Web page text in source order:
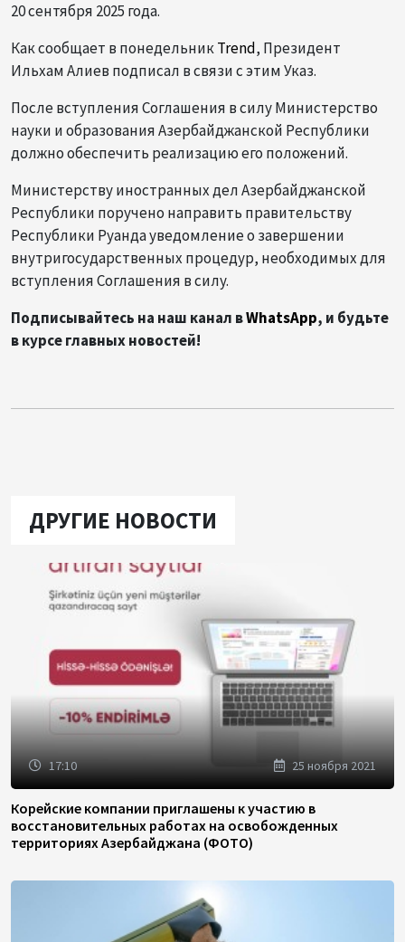
20 сентября 2025 года.
Как сообщает в понедельникTrend, Президент
Ильхам Алиев подписал в связи с этим Указ.
После вступления Соглашения в силу Министерство
науки и образования Азербайджанской Республики
должно обеспечить реализацию его положений.
Министерству иностранных дел Азербайджанской
Республики поручено направить правительству
Республики Руанда уведомление о завершении
внутригосударственных процедур, необходимых для
вступления Соглашения в силу.
Подписывайтесь на наш канал вWhatsApp, и будьте
в курсе главных новостей!
ДРУГИЕ НОВОСТИ
17:10 25 ноября 2021
Корейские компании приглашены к участию в
восстановительных работах на освобожденных
территориях Азербайджана (ФОТО)